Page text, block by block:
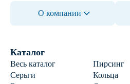
О компании
Каталог
Весь каталог
Пирсинг
Серьги
Кольца